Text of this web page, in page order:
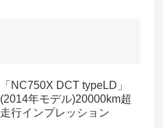
「NC750X DCT typeLD」
(2014年モデル)20000km超
走行インプレッション